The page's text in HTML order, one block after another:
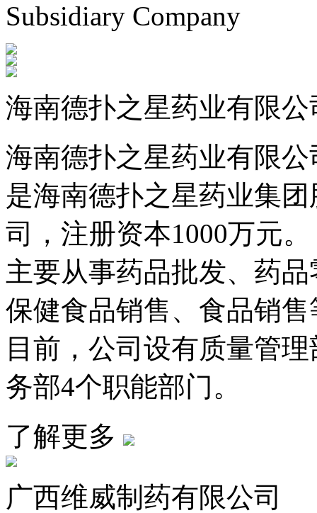
Subsidiary Company
海南德扑之星药业有限公
海南德扑之星药业有限公
是海南德扑之星药业集
司，注册资本1000万元。
主要从事药品批发、药品
保健食品销售、食品销
目前，公司设有质量管理部
务部4个职能部门。
了解更多
广西维威制药有限公司